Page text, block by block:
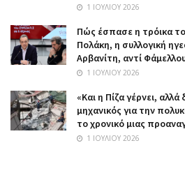
1 ΙΟΥΛΊΟΥ 2026
Πώς έσπασε η τρόικα
Πολάκη, η συλλογική
Αρβανίτη, αντί
1 ΙΟΥΛΊΟΥ 2026
«Και η Πίζα γέρνει, αλλά
μηχανικός για την
το χρονικό μιας
1 ΙΟΥΛΊΟΥ 2026